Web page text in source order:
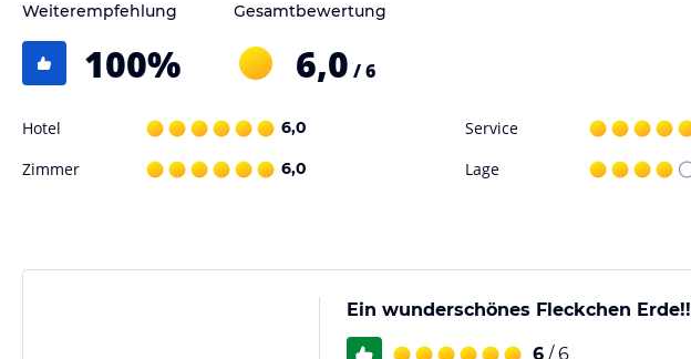
Weiterempfehlung
100%
Gesamtbewertung
6,0 / 6
Hotel 6,0 Service
Zimmer 6,0 Lage
Ein wunderschönes Fleckchen Erde!!
6 / 6